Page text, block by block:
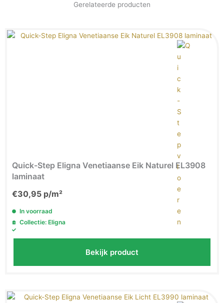
Gerelateerde producten
Quick-Step Eligna Venetiaanse Eik Naturel EL3908
laminaat
€30,95 p/m²
In voorraad
Collectie: Eligna
Bekijk product